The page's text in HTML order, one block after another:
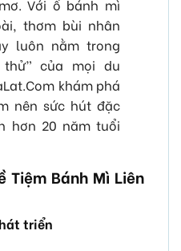
Với ổ bánh mì
thơm bùi nhân
luôn nằm trong
của mọi du
khám phá
nên sức hút đặc
hơn 20 năm tuổi
Tiệm Bánh Mì Liên
triển